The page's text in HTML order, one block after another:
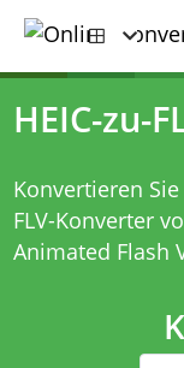
HEIC-zu-
Konvertieren
FLV-Konverter
Animated Flash